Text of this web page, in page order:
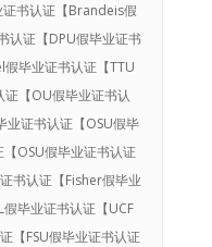
书认证【Brandeis假
认证【DPU假毕业证书
毕业证书认证【TTU
证【OU假毕业证书认
业证书认证【OSU假毕
OSU假毕业证书认证
书认证【Fisher假毕业
毕业证书认证【UCF
【FSU假毕业证书认证